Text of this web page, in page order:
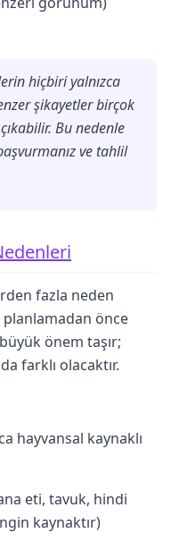
hiçbiri yalnızca
şikayetler birçok
Bu nedenle
ve tahlil
fazla neden
önce
önem taşır;
farklı olacaktır.
hayvansal kaynaklı
eti, tavuk, hindi
kaynaktır)